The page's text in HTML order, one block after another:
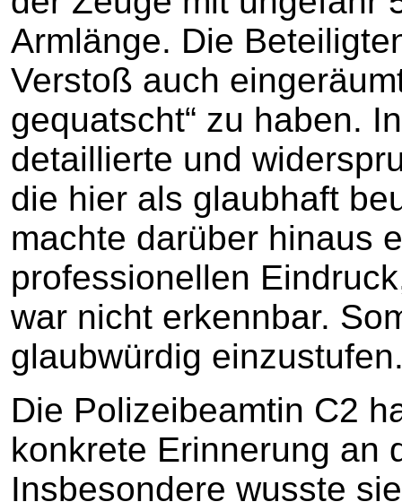
Armlänge. Die
Verstoß auch
gequatscht“ zu haben.
detaillierte und
die hier als glaubhaft
machte darüber hinaus
professionellen
war nicht erkennbar.
glaubwürdig
Die Polizeibeamtin C2
konkrete Erinnerung an
Insbesondere wusste